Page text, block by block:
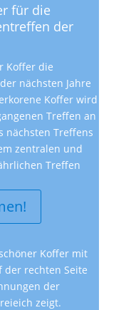
für die
der
Koffer die
nächsten Jahre
Koffer wird
Treffen an
nächsten Treffens
zentralen und
Treffen
Koffer mit
der rechten Seite
der
zeigt.